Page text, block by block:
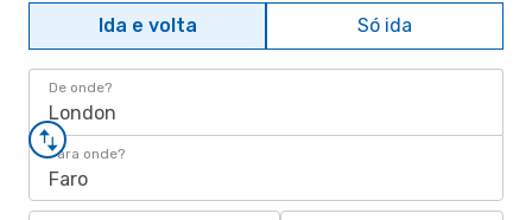
Ida e volta Só ida
De onde?
London
Para onde?
Faro